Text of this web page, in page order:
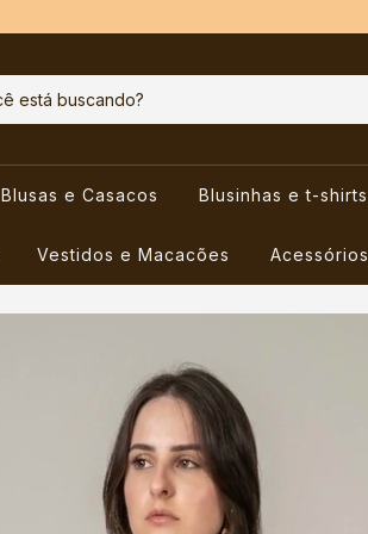
Blusas e Casacos Blusinhas e t-shirts
Vestidos e Macacões Acessórios